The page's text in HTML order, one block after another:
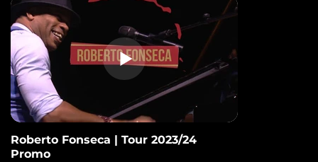
Roberto Fonseca | Tour 2023/24
Promo